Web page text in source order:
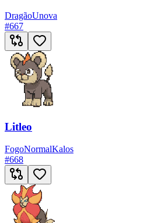
DragãoUnova
#667
Litleo
FogoNormalKalos
#668